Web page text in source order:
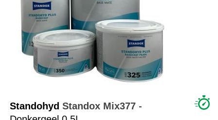
GEREEDSCHAP VOOR CARROSSERIE
UITRUSTING VOOR CARROSSERIE
LABORATORIUMINSTALLATIE
HANDLEIDING & ADVIES
Standohyd Standox Mix377 -